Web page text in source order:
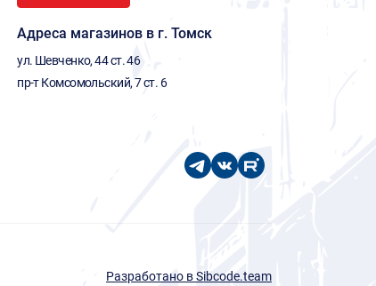
Адреса магазинов в г. Томск
ул. Шевченко, 44 ст. 46
пр-т Комсомольский, 7 ст. 6
Разработано в Sibcode.team